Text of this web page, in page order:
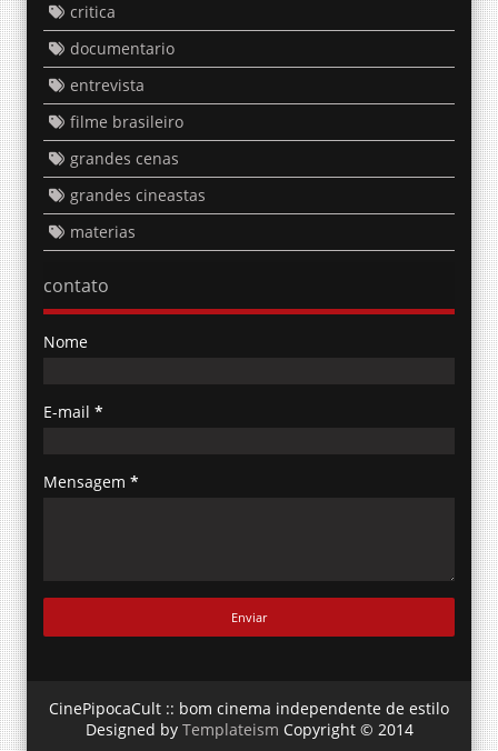
critica
documentario
entrevista
filme brasileiro
grandes cenas
grandes cineastas
materias
contato
Nome
E-mail *
Mensagem *
CinePipocaCult :: bom cinema independente de estilo
Designed by Templateism Copyright © 2014